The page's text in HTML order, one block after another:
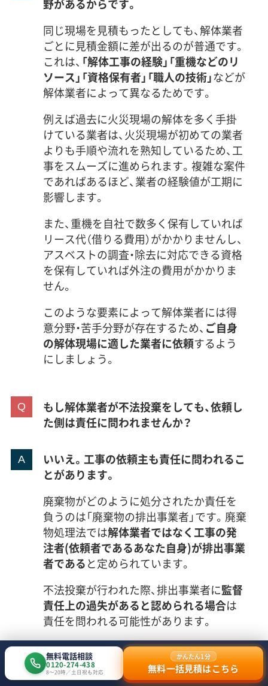
野があるからです。
同じ現場を見積もったとしても、解体業者
ごとに見積金額に差が出るのが普通です。
これは、 「解体工事の経験」「重機などのリ
ソース」「資格保有者」「職人の技術」などが
解体業者によって異なるためです。
例えば過去に火災現場の解体を多く手掛
けている業者は、火災現場が初めての業者
よりも手順や流れを熟知しているため、工
事をスムーズに進められます。複雑な案件
であればあるほど、業者の経験値が工期に
影響します。
また、重機を自社で数多く保有していれば
リース代（借りる費用）がかかりませんし、
アスベストの調査・除去に対応できる資格
を保有していれば外注の費用がかかりま
せん。
このような要素によって解体業者には得
意分野・苦手分野が存在するため、 ご自身
の解体現場に適した業者に依頼するよう
にしましょう。
もし解体業者が不法投棄をしても、依頼し
た側は責任に問われませんか？
いいえ。工事の依頼主も責任に問われるこ
とがあります。
廃棄物がどのように処分されたか責任を
負うのは「廃棄物の排出事業者」です。廃棄
物処理法では解体業者ではなく工事の発
注者(依頼者であるあなた自身)が排出事業
者であると定められています。
不法投棄が行われた際、排出事業者に監督
責任上の過失があると認められる場合は
責任を問われる可能性があります。
相場より著しく安い価格と分かりなが
ら契約した場合
許可・登録のない業者と知りながら依
無料電話相談
0120-274-438
8〜20時／土日祝も対応
かんたん1分
無料一括見積はこちら